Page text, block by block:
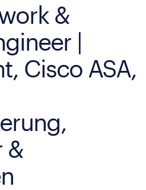
&
|
Cisco ASA,
&